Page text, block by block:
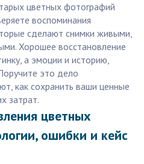
цветных фотографий
воспоминания
сделают снимки живыми,
Хорошее восстановление
а эмоции и историю,
это дело
как сохранить ваши ценные
затрат.
цветных
ошибки и кейс